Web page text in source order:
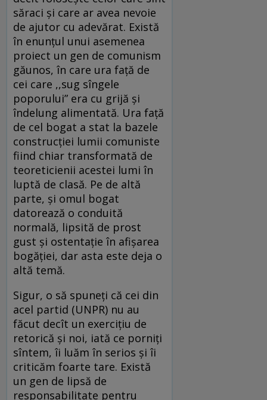
săraci şi care ar avea nevoie
de ajutor cu adevărat. Există
în enunţul unui asemenea
proiect un gen de comunism
găunos, în care ura faţă de
cei care ,,sug sîngele
poporului” era cu grijă şi
îndelung alimentată. Ura faţă
de cel bogat a stat la bazele
construcţiei lumii comuniste
fiind chiar transformată de
teoreticienii acestei lumi în
luptă de clasă. Pe de altă
parte, şi omul bogat
datorează o conduită
normală, lipsită de prost
gust şi ostentaţie în afişarea
bogăţiei, dar asta este deja o
altă temă.
Sigur, o să spuneţi că cei din
acel partid (UNPR) nu au
făcut decît un exerciţiu de
retorică şi noi, iată ce porniţi
sîntem, îi luăm în serios şi îi
criticăm foarte tare. Există
un gen de lipsă de
responsabilitate pentru